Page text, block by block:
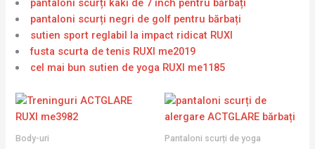
pantaloni scurți kaki de 7 inch pentru bărbați
pantaloni scurți negri de golf pentru bărbați
sutien sport reglabil la impact ridicat RUXI
fusta scurta de tenis RUXI me2019
cel mai bun sutien de yoga RUXI me1185
Body-uri Pantaloni scurți de yoga